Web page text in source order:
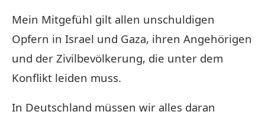
Mein Mitgefühl gilt allen unschuldigen
Opfern in Israel und Gaza, ihren Angehörigen
und der Zivilbevölkerung, die unter dem
Konflikt leiden muss.
In Deutschland müssen wir alles daran